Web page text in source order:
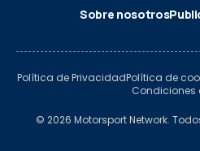
Sobre nosotros
Política de PrivacidadPolítica de
Condiciones
© 2026 Motorsport Network.